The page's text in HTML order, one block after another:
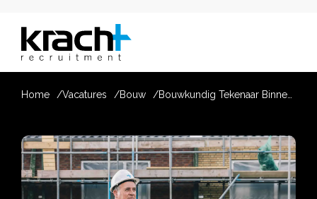
Home Vacatures Bouw